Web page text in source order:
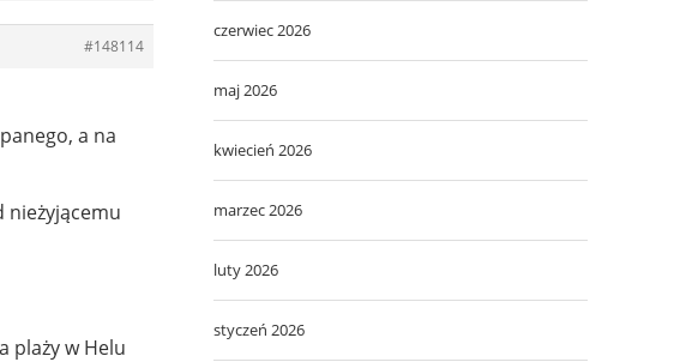
#148114
a na
nieżyjącemu
plaży w Helu
czerwiec 2026
maj 2026
kwiecień 2026
marzec 2026
luty 2026
styczeń 2026